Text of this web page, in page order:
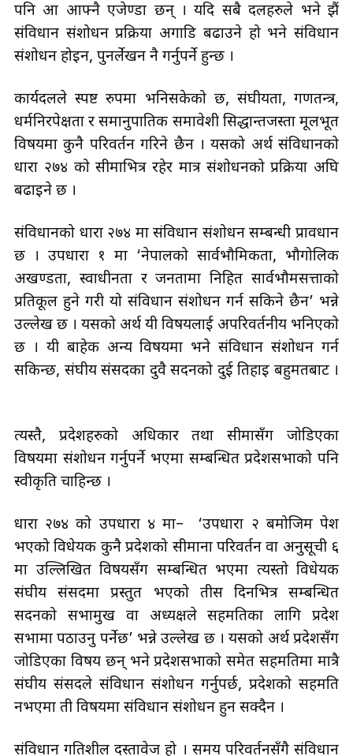
पनि आ आफ्नै एजेण्डा छन् । यदि सबै दलहरुले भने झैं
संविधान संशोधन प्रक्रिया अगाडि बढाउने हो भने संविधान
संशोधन होइन, पुनर्लेखन नै गर्नुपर्ने हुन्छ ।
कार्यदलले स्पष्ट रुपमा भनिसकेको छ, संघीयता, गणतन्त्र,
धर्मनिरपेक्षता र समानुपातिक समावेशी सिद्धान्तजस्ता मूलभूत
विषयमा कुनै परिवर्तन गरिने छैन । यसको अर्थ संविधानको
धारा २७४ को सीमाभित्र रहेर मात्र संशोधनको प्रक्रिया अघि
बढाइने छ ।
संविधानको धारा २७४ मा संविधान संशोधन सम्बन्धी प्रावधान
छ । उपधारा १ मा ‘नेपालको सार्वभौमिकता, भौगोलिक
अखण्डता, स्वाधीनता र जनतामा निहित सार्वभौमसत्ताको
प्रतिकूल हुने गरी यो संविधान संशोधन गर्न सकिने छैन’ भन्ने
उल्लेख छ । यसको अर्थ यी विषयलाई अपरिवर्तनीय भनिएको
छ । यी बाहेक अन्य विषयमा भने संविधान संशोधन गर्न
सकिन्छ, संघीय संसदका दुवै सदनको दुई तिहाइ बहुमतबाट ।
त्यस्तै, प्रदेशहरुको अधिकार तथा सीमासँग जोडिएका
विषयमा संशोधन गर्नुपर्ने भएमा सम्बन्धित प्रदेशसभाको पनि
स्वीकृति चाहिन्छ ।
धारा २७४ को उपधारा ४ मा– ‘उपधारा २ बमोजिम पेश
भएको विधेयक कुनै प्रदेशको सीमाना परिवर्तन वा अनुसूची ६
मा उल्लिखित विषयसँग सम्बन्धित भएमा त्यस्तो विधेयक
संघीय संसदमा प्रस्तुत भएको तीस दिनभित्र सम्बन्धित
सदनको सभामुख वा अध्यक्षले सहमतिका लागि प्रदेश
सभामा पठाउनु पर्नेछ’ भन्ने उल्लेख छ । यसको अर्थ प्रदेशसँग
जोडिएका विषय छन् भने प्रदेशसभाको समेत सहमतिमा मात्रै
संघीय संसदले संविधान संशोधन गर्नुपर्छ, प्रदेशको सहमति
नभएमा ती विषयमा संविधान संशोधन हुन सक्दैन ।
संविधान गतिशील दस्तावेज हो । समय परिवर्तनसँगै संविधान